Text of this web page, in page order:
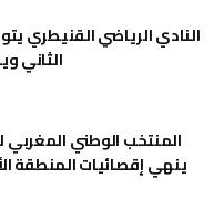
النادي الرياضي القنيطري
الثاني
ينهي إقصائيات المنطقة